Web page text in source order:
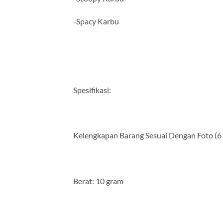
-Spacy Karbu
Spesifikasi:
Kelengkapan Barang Sesuai Dengan Foto (6
Berat: 10 gram